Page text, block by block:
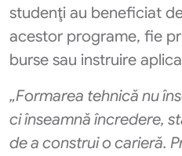
studenţi au beneficiat
acestor programe, fie
burse sau instruire
„Formarea tehnică nu
ci înseamnă încredere,
de a construi o carieră.